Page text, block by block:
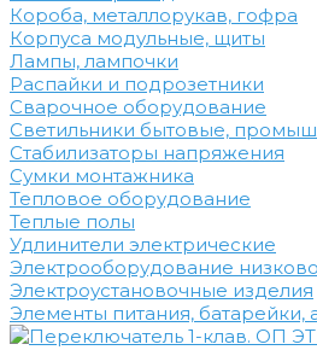
Короба, металлорукав, гофра
Корпуса модульные, щиты
Лампы, лампочки
Распайки и подрозетники
Сварочное оборудование
Светильники бытовые,
Стабилизаторы напряжения
Сумки монтажника
Тепловое оборудование
Теплые полы
Удлинители электрические
Электрооборудование
Электроустановочные изделия
Элементы питания, батарейки,